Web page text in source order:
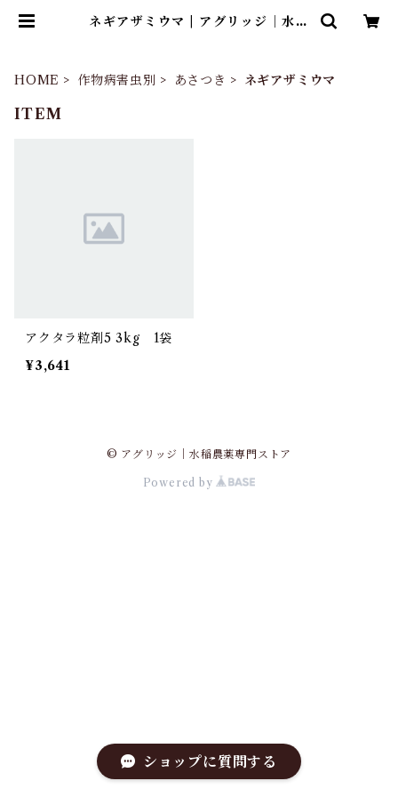
ネギアザミウマ | アグリッジ｜水稲
HOME 作物病害虫別 あさつき ネギアザミウマ
ITEM
アクタラ粒剤5 3kg 1袋
¥3,641
© アグリッジ｜水稲農薬専門ストア
Powered by
ショップに質問する